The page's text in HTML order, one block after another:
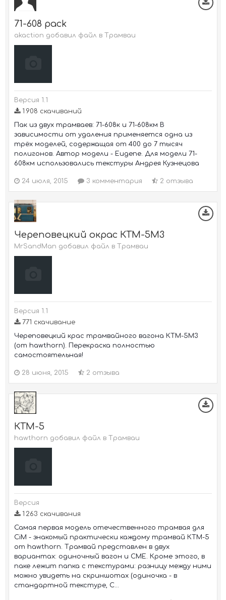
71-608 pack
akaction добавил файл в Трамваи
Версия 1.1
1 908 скачиваний
Пак из двух трамваев: 71-608к и 71-608км В
зависимости от удаления применяется одна из
трёх моделей, содержащая от 400 до 7 тысяч
полигонов. Автор модели - Eugene. Для модели 71-
608км использовались текстуры Андрея Кузнецова
24 июля, 2015 3 комментария 2 отзыва
Череповецкий окрас КТМ-5М3
MrSandMan добавил файл в Трамваи
Версия 1.1
771 скачивание
Череповецкий крас трамвайного вагона КТМ-5М3
(от hawthorn). Перекраска полностью
самостоятельная!
28 июня, 2015 2 отзыва
КТМ-5
hawthorn добавил файл в Трамваи
Версия
1 263 скачивания
Самая первая модель отечественного трамвая для
CiM - знакомый практически каждому трамвай КТМ-5
от hawthorn. Трамвай представлен в двух
вариантах: одиночный вагон и СМЕ. Кроме этого, в
паке лежит папка с текстурами: разницу между ними
можно увидеть на скриншотах (одиночка - в
стандартной текстуре, С...